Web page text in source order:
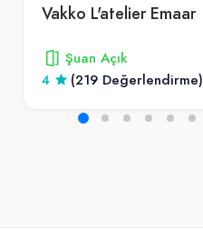
Vakko L'atelier Emaar
Şuan Açık
4
(219 Değerlendirme)